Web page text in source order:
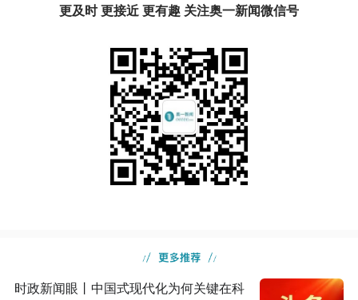
更及时 更接近 更有趣 关注奥一新闻微信号
时政新闻眼丨中国式现代化为何关键在科